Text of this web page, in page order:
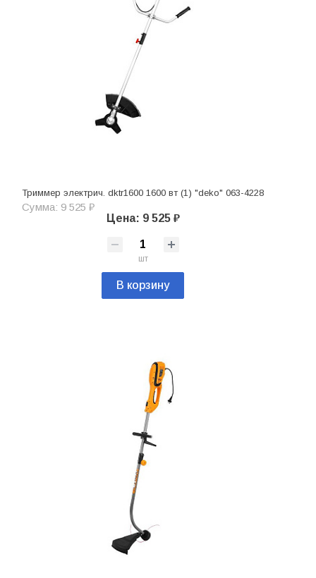
Триммер электрич. dktr1600 1600 вт (1) "deko" 063-4228
Сумма: 9 525 ₽
Цена: 9 525 ₽
шт
В корзину